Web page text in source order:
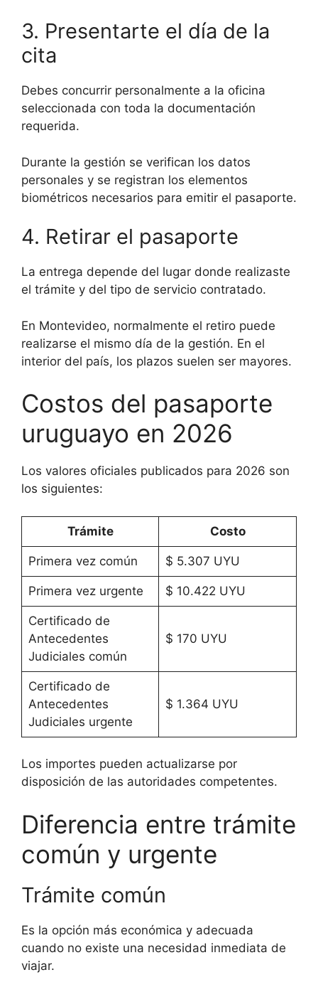
3. Presentarte el día de la
cita
Debes concurrir personalmente a la oficina
seleccionada con toda la documentación
requerida.
Durante la gestión se verifican los datos
personales y se registran los elementos
biométricos necesarios para emitir el pasaporte.
4. Retirar el pasaporte
La entrega depende del lugar donde realizaste
el trámite y del tipo de servicio contratado.
En Montevideo, normalmente el retiro puede
realizarse el mismo día de la gestión. En el
interior del país, los plazos suelen ser mayores.
Costos del pasaporte
uruguayo en 2026
Los valores oficiales publicados para 2026 son
los siguientes:
Trámite Costo
Primera vez común $ 5.307 UYU
Primera vez urgente $ 10.422 UYU
Certificado de
Antecedentes
Judiciales común
$ 170 UYU
Certificado de
Antecedentes
Judiciales urgente
$ 1.364 UYU
Los importes pueden actualizarse por
disposición de las autoridades competentes.
Diferencia entre trámite
común y urgente
Trámite común
Es la opción más económica y adecuada
cuando no existe una necesidad inmediata de
viajar.